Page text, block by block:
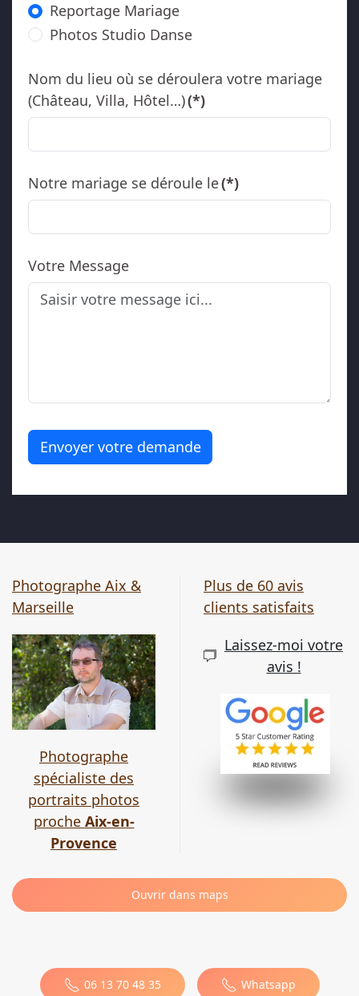
Reportage Mariage
Photos Studio Danse
Nom du lieu où se déroulera votre mariage
(Château, Villa, Hôtel…)(*)
Notre mariage se déroule le(*)
Votre Message
Envoyer votre demande
Photographe Aix &
Marseille
Photographe
spécialiste des
portraits photos
proche Aix-en-
Provence
Plus de 60 avis
clients satisfaits
Laissez-moi votre
avis !
Ouvrir dans maps
Cadolive
06 13 70 48 35 Whatsapp